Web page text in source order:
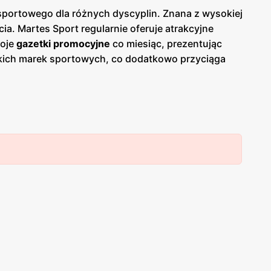
dla różnych dyscyplin. Znana z wysokiej
Martes Sport regularnie oferuje atrakcyjne
gazetki promocyjne co miesiąc, prezentując
marek sportowych, co dodatkowo przyciąga
i sprzęt do sportów zimowych, takich jak narty
klienta. Pracownicy sklepów są dobrze
liczyć na fachowe porady oraz pomoc w
sportowej. Martes Sport prowadzi również
produktów z atrakcyjnymi